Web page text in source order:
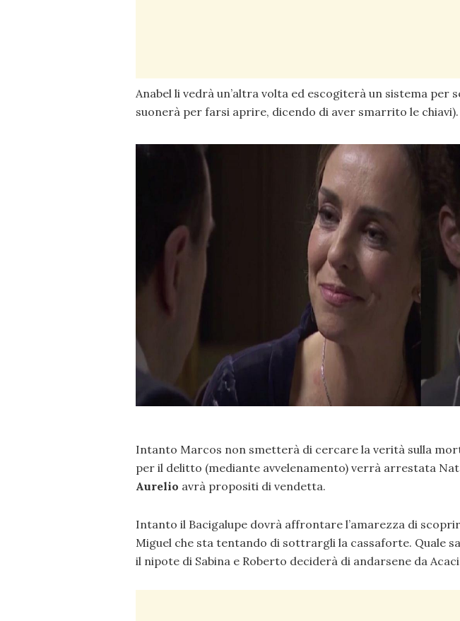
Anabel li vedrà un’altra volta ed escogiterà un sistema per
suonerà per farsi aprire, dicendo di aver smarrito le chiavi).
Intanto Marcos non smetterà di cercare la verità sulla
per il delitto (mediante avvelenamento) verrà arrestata
Aurelio avrà propositi di vendetta.
Intanto il Bacigalupe dovrà affrontare l’amarezza di
Miguel che sta tentando di sottrargli la cassaforte. Quale
il nipote di Sabina e Roberto deciderà di andarsene da